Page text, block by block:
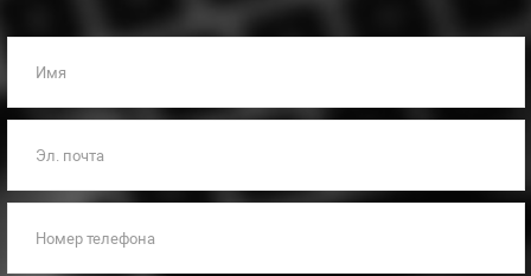
Имя
Эл. почта
Номер телефона